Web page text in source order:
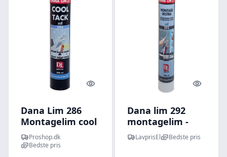
Quick look
Dana Lim 286
Montagelim cool
tack
Proshop.dk
Bedste pris
Quick
Dana lim 292
montagelim -
hvid
LavprisEl Bedste pris